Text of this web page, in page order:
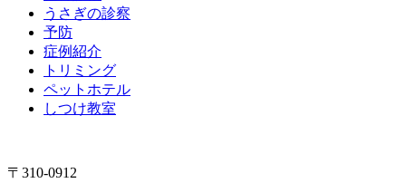
うさぎの診察
予防
症例紹介
トリミング
ペットホテル
しつけ教室
〒310-0912